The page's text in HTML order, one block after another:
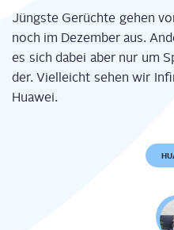
Jüngs­te Gerüch­te gehen
noch im Dezem­ber aus.
es sich dabei aber nur um
der. Viel­leicht sehen wir
Huawei.